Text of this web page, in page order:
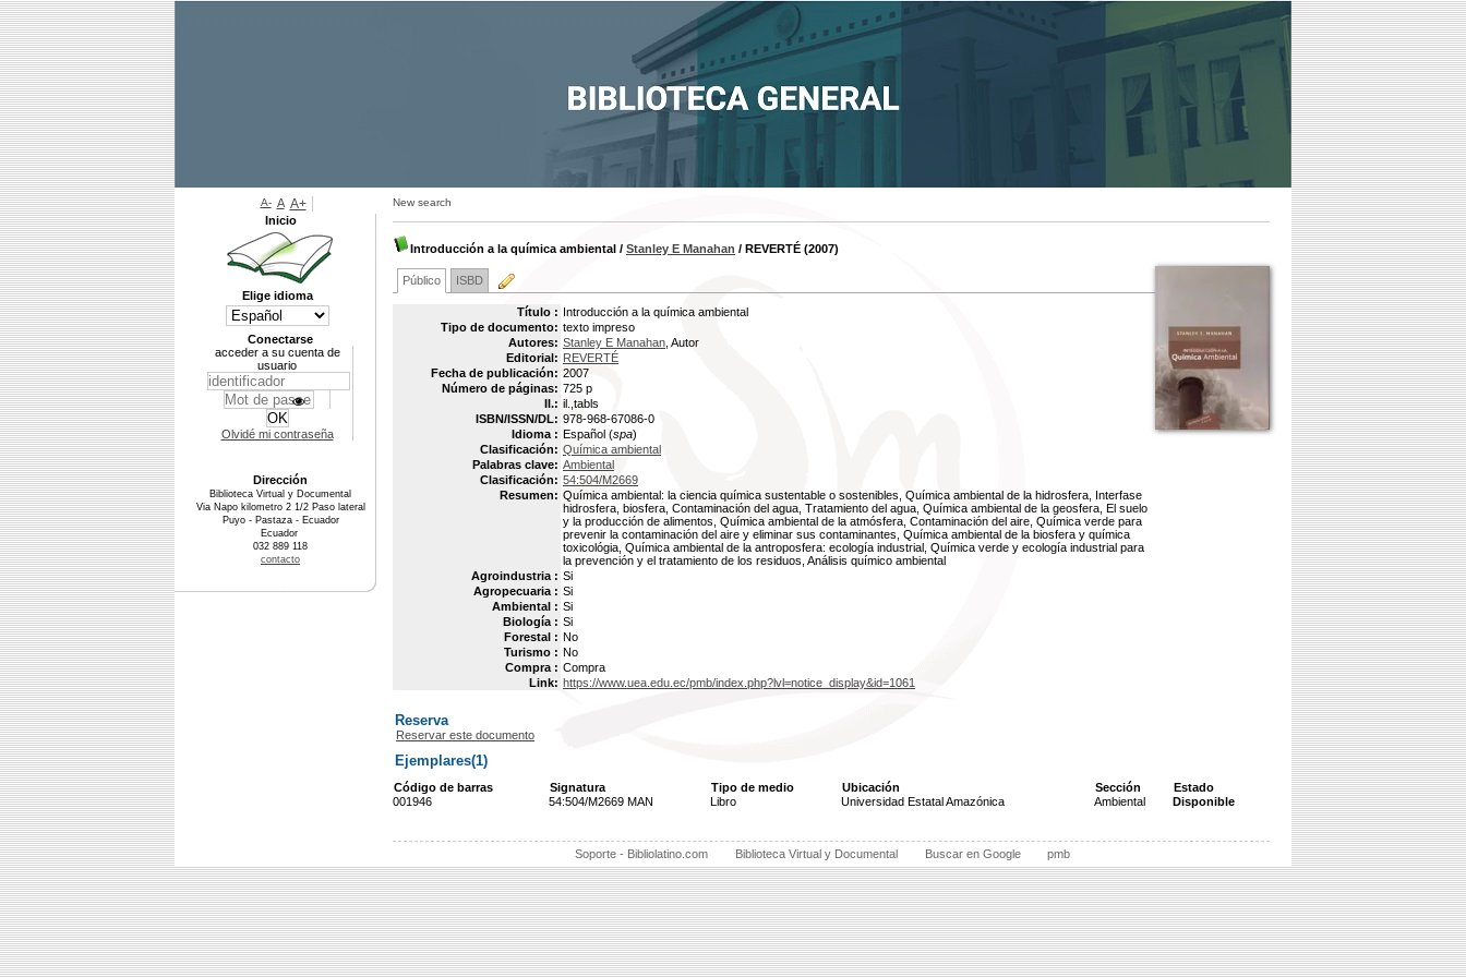
New search
Introducción a la química ambiental / Stanley E Manahan / REVERTÉ (2007)
Público ISBD
Título : Introducción a la química ambiental
Tipo de documento: texto impreso
Autores: Stanley E Manahan , Autor
Editorial: REVERTÉ
Fecha de publicación: 2007
Número de páginas: 725 p
Il.: il.,tabls
ISBN/ISSN/DL: 978-968-67086-0
Idioma : Español (spa)
Clasificación: Química ambiental
Palabras clave: Ambiental
Clasificación: 54:504/M2669
Resumen: Química ambiental: la ciencia química sustentable o sostenibles, Química ambiental de la hidrosfera, Interfase
hidrosfera, biosfera, Contaminación del agua, Tratamiento del agua, Química ambiental de la geosfera, El suelo
y la producción de alimentos, Química ambiental de la atmósfera, Contaminación del aire, Química verde para
prevenir la contaminación del aire y eliminar sus contaminantes, Química ambiental de la biosfera y química
toxicológia, Química ambiental de la antroposfera: ecología industrial, Química verde y ecología industrial para
la prevención y el tratamiento de los residuos, Análisis químico ambiental
Agroindustria : Si
Agropecuaria : Si
Ambiental : Si
Biología : Si
Forestal : No
Turismo : No
Compra : Compra
Link: https://www.uea.edu.ec/pmb/index.php?lvl=notice_display&id=1061
Reserva
Reservar este documento
Ejemplares(1)
Código de barras Signatura Tipo de medio Ubicación Sección
Estado
001946
54:504/M2669 MAN Libro Universidad Estatal Amazónica Ambiental Disponible
Soporte - Bibliolatino.com Biblioteca Virtual y Documental Buscar en Google pmb
A- A A+
Inicio
Elige idioma
Conectarse
acceder a su cuenta de
usuario
Olvidé mi contraseña
Dirección
Biblioteca Virtual y Documental
Via Napo kilometro 2 1/2 Paso lateral
Puyo - Pastaza - Ecuador
Ecuador
032 889 118
contacto